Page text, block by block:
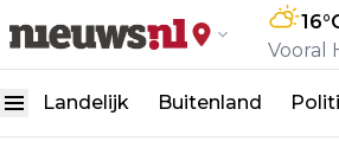
16
Vooral
Landelijk Buitenland